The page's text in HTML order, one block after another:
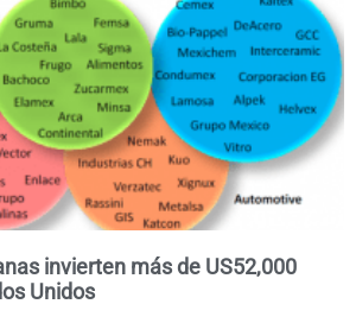
invierten más de US52,000
Unidos